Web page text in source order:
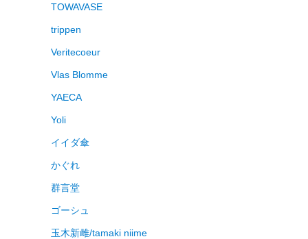
TOWAVASE
trippen
Veritecoeur
Vlas Blomme
YAECA
Yoli
イイダ傘
かぐれ
群言堂
ゴーシュ
玉木新雌/tamaki niime